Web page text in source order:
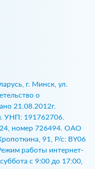
г. Минск, ул.
о
21.08.2012г.
УНП: 191762706.
номер 726494. ОАО
91, Р/с: BY06
работы интернет-
с 9:00 до 17:00,